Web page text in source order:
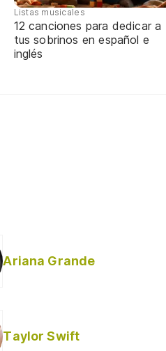
Listas musicales
12 canciones para dedicar a
tus sobrinos en español e
inglés
Ariana Grande
Taylor Swift